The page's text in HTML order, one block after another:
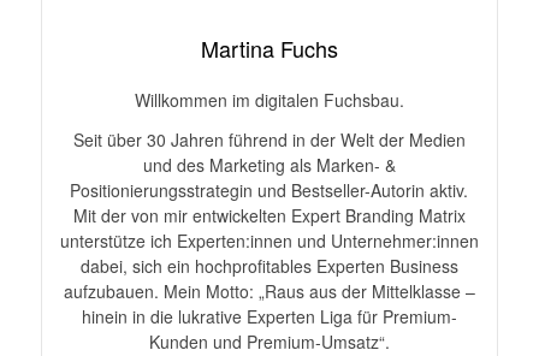
Martina Fuchs
Willkommen im digitalen Fuchsbau.
Seit über 30 Jahren führend in der Welt der Medien
und des Marketing als Marken- &
Positionierungsstrategin und Bestseller-Autorin aktiv.
Mit der von mir entwickelten Expert Branding Matrix
unterstütze ich Experten:innen und Unternehmer:innen
dabei, sich ein hochprofitables Experten Business
aufzubauen. Mein Motto: „Raus aus der Mittelklasse –
hinein in die lukrative Experten Liga für Premium-
Kunden und Premium-Umsatz“.